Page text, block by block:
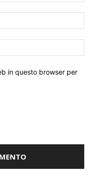
in questo browser per